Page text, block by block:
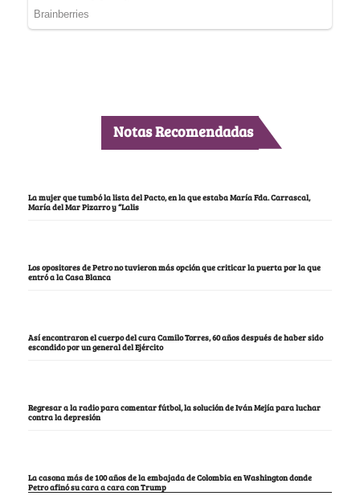
Notas Recomendadas
La mujer que tumbó la lista del Pacto, en la que estaba María Fda. Carrascal,
María del Mar Pizarro y “Lalis
Los opositores de Petro no tuvieron más opción que criticar la puerta por la que
entró a la Casa Blanca
Así encontraron el cuerpo del cura Camilo Torres, 60 años después de haber sido
escondido por un general del Ejército
Regresar a la radio para comentar fútbol, la solución de Iván Mejía para luchar
contra la depresión
La casona más de 100 años de la embajada de Colombia en Washington donde
Petro afinó su cara a cara con Trump